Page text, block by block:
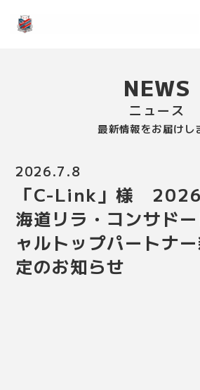
NEWS
ニュース
最新情報をお届けし
2026.7.8
「C-Link」様 2026
海道リラ・コンサド
ャルトップパートナ
定のお知らせ